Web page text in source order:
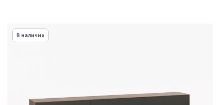
В наличии